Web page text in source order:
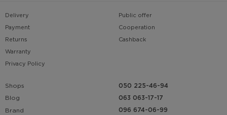
Delivery
Payment
Returns
Warranty
Privacy Policy
Public offer
Cooperation
Cashback
Shops
Blog
Brand
050 225-46-94
063 063-17-17
096 674-06-99